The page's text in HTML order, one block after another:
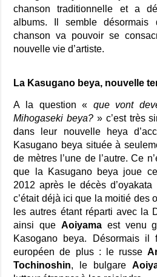
chanson traditionnelle et a
albums. Il semble
chanson va pouvoir se
nouvelle vie d’artiste.
La Kasugano beya, nouvelle
A la question « que vont
Mihogaseki beya? » c’est très
dans leur nouvelle heya
Kasugano beya située à
de mètres l’une de l’autre. Ce
que la Kasugano beya joue
2012 après le décès
c’était déjà ici que la moitié des
les autres étant réparti avec la
ainsi que Aoiyamaest venu
Kasogano beya. Désormais il
européen de plus : le russe
Tochinoshin, le bulgare